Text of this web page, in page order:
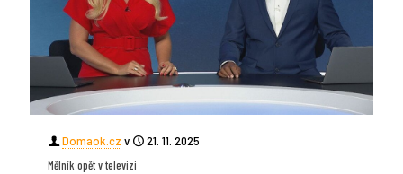
Domaok.cz v
21. 11. 2025
Mělník opět v televizi